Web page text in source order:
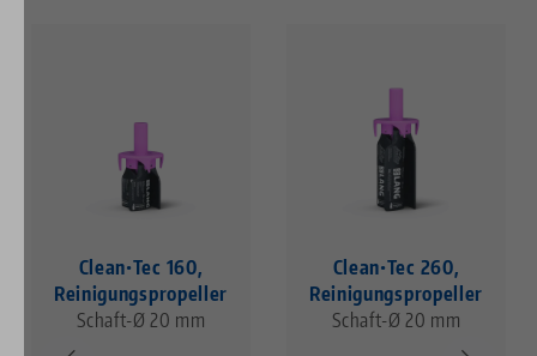
Clean•Tec 160,
Reinigungspropeller
Schaft-Ø 20 mm
Clean•Tec 260,
Reinigungspropeller
Schaft-Ø 20 mm